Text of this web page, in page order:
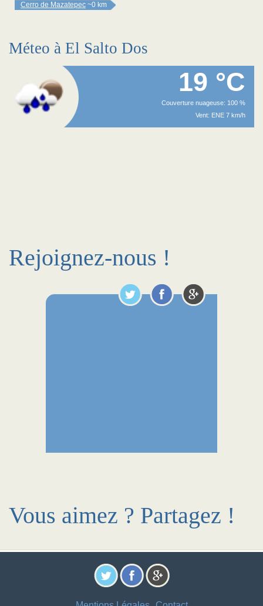
Cerro de Mazatepec ~0 km
Méteo à El Salto Dos
19 °C
Couverture nuageuse: 100 %
Vent: ENE 7 km/h
Rejoignez-nous !
Vous aimez ? Partagez !